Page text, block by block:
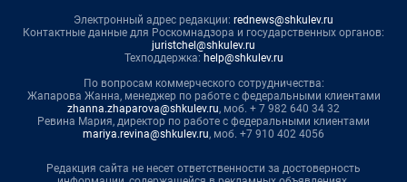
Электронный адрес редакции: rednews@shkulev.ru
Контактные данные для Роскомнадзора и государственных органов:
juristchel@shkulev.ru
Техподдержка: help@shkulev.ru
По вопросам коммерческого сотрудничества:
Жапарова Жанна, менеджер по работе с федеральными клиентами
zhanna.zhaparova@shkulev.ru, моб. + 7 982 640 34 32
Ревина Мария, директор по работе с федеральными клиентами
mariya.revina@shkulev.ru, моб. +7 910 402 4056
Редакция сайта не несет ответственности за достоверность